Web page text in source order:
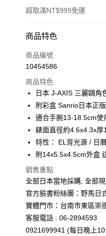
超取滿NT$999免運
付款方式
信用卡一次付款
3 期 0 利率 每期
合作金庫商業銀行
華南商業銀行
國泰世華商業銀行
臺灣中小企業銀行
匯豐（台灣）商業銀行
聯邦商業銀行
玉山商業銀行
台新國際商業銀行
台灣樂天信用卡公司
超商取貨付款
Apple Pay
悠遊付
Google Pay
ATM付款
商品特色
商品編號
10454586
商品特色
日本 J-AXIS 三麗鷗角
附彩盒 Sanrio日本正版
適合手腕13-18.5cm使
錶面直徑約4.6x4.3x
特性： EL背光源 / 日
附14x5.5x4.5cm外盒
銷售重點
全部日本當地採購, 全部
官方臉書粉絲團：野馬日
實體門市：台南市東區崇
客服電話 : 06-2894593
0921699941 (每日晚上